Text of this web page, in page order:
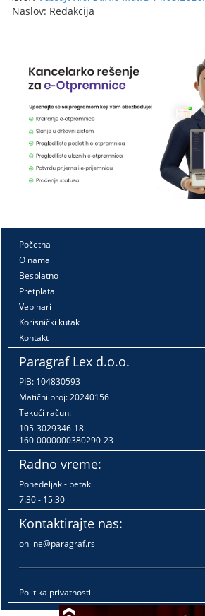
Naslov: Redakcija
Početna
O nama
Besplatno
Pretplata
Vebinari
Korisnički kutak
Kontakt
Paragraf Lex d.o.o.
PIB: 104830593
Matični broj: 20240156
Tekući račun:
105-3029346-18
160-0000000380290-23
Radno vreme:
Ponedeljak - petak
7:30 - 15:30
Kontaktirajte nas:
online@paragraf.rs
Politika privatnosti